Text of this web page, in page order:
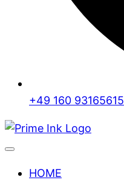
+49 160 93165615
HOME